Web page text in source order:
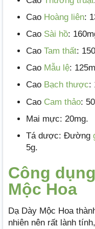
Cao Hoàng liên:
Cao Sài hồ:
Cao Tam thất:
Cao Mẫu lệ:
Cao Bạch thược:
Cao Cam thảo:
Mai mực: 20mg.
Tá dược: Đường
5g.
Công
Mộc Hoa
Dạ Dày Mộc Hoa
nhiên nên rất lành